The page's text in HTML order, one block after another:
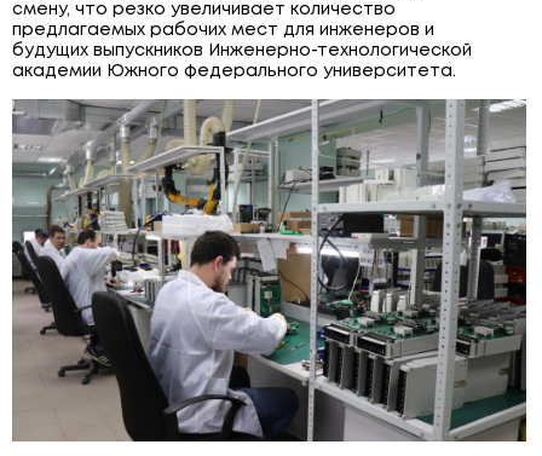
смену, что резко увеличивает количество
предлагаемых рабочих мест для инженеров и
будущих выпускников Инженерно-технологической
академии Южного федерального университета.